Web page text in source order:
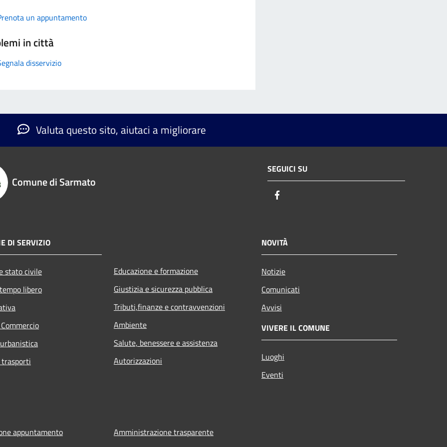
un appuntamento
in città
disservizio
Valuta questo sito, aiutaci a migliorare
Comune di Sarmato
SEGUICI SU
DI SERVIZIO
stato civile
libero
Educazione e formazione
Giustizia e sicurezza pubblica
Tributi,finanze e contravvenzioni
Ambiente
Salute, benessere e assistenza
Autorizzazioni
NOVITÀ
Notizie
Comunicati
Avvisi
VIVERE IL COMUNE
Luoghi
Eventi
appuntamento
Amministrazione trasparente